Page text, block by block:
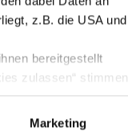
z.B. die USA und
bereitgestellt
zulassen“ stimmen
für die Nutzung
Marketing